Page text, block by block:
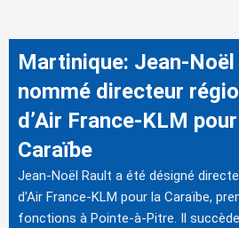
Martinique: Jean-Noël
nommé directeur
d’Air France-KLM
Caraïbe
Jean-Noël Rault a été désigné
d'Air France-KLM pour la Caraïbe,
fonctions à Pointe-à-Pitre. Il